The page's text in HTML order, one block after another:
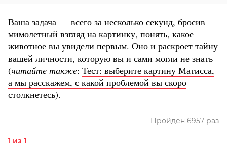
Ваша задача — всего за несколько секунд, бросив
мимолетный взгляд на картинку, понять, какое
животное вы увидели первым. Оно и раскроет тайну
вашей личности, которую вы и сами могли не знать
(читайте также: Тест: выберите картину Матисса,
а мы расскажем, с какой проблемой вы скоро
столкнетесь).
Пройден 6957 раз
1 из 1